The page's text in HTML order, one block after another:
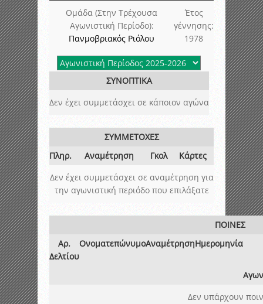
Ομάδα (Στην Τρέχουσα
Αγωνιστική Περίοδο):
Πανμοβριακός Ριόλου
Έτος
γέννησης:
1978
ΣΥΝΟΠΤΙΚΑ
Δεν έχει συμμετάσχει σε κάποιον αγώνα
ΣΥΜΜΕΤΟΧΕΣ
Πληρ.
Αναμέτρηση Γκολ
Κάρτες
Δεν έχει συμμετάσχει σε αναμέτρηση για
την αγωνιστική περιόδο που επιλάξατε
ΠΟΙΝΕΣ
Αρ.
Δελτίου
ΟνοματεπώνυμοΑναμέτρησηΗμερομηνία
Δεν υπάρχουν